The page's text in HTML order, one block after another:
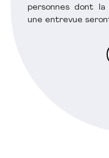
personnes dont
une entrevue